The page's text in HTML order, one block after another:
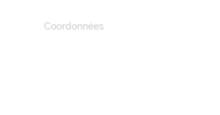
Coordonnées